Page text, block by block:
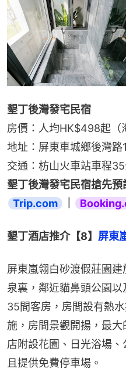
墾丁後灣發宅民宿
房價：人均HK$498起（
地址：屏東車城鄉後灣路
交通：枋山火車站車程
墾丁後灣發宅民宿搶先預
Trip.com
墾丁酒店推介【8】 屏東
屏東嵐翎白砂渡假莊園
泉裏，鄰近貓鼻頭公園
35間客房，房間設有熱
施，房間景觀開揚，最
店附設花園、日光浴場、
且提供免費停車場。